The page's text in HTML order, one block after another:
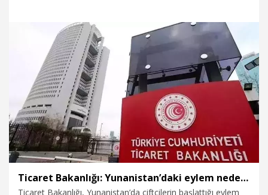
8.12.2025 Foto Galeri
Ticaret Bakanlığı: Yunanistan’daki eylem nedeniyle İpsala ve Kipi Gümrük Kapıları'nda TIR işlemleri yapılamamaktadır
Ticaret Bakanlığı, Yunanistan’da çiftçilerin başlattığı eylem